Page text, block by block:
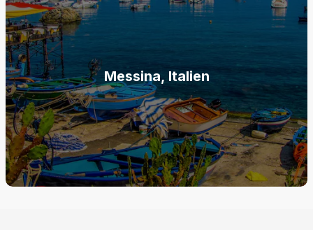
Messina, Italien